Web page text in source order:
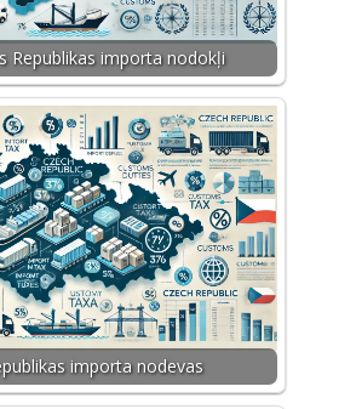
Republikas importa nodokļi
importa nodevas